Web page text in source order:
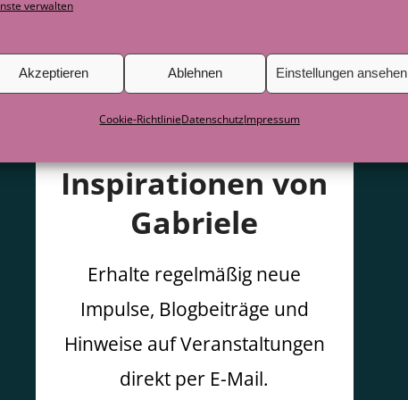
verwalten
Akzeptieren Ablehnen Einstellungen ansehen
Cookie-RichtlinieDatenschutzImpressum
Inspirationen von
Gabriele
Erhalte regelmäßig neue
Impulse, Blogbeiträge und
Hinweise auf Veranstaltungen
direkt per E-Mail.